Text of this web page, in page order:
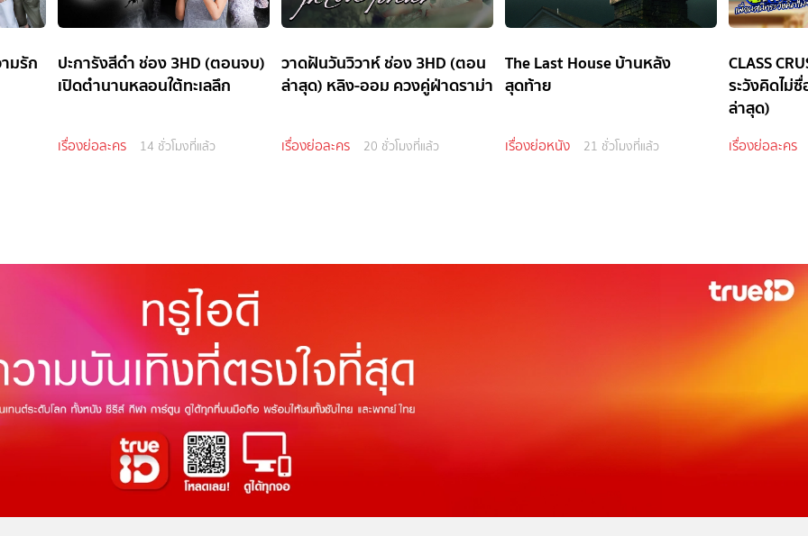
มรัก
ปะการังสีดำ ช่อง 3HD (ตอนจบ)
เปิดตำนานหลอนใต้ทะเลลึก
เรื่องย่อละคร 14 ชั่วโมงที่แล้ว
วาดฝันวันวิวาห์ ช่อง 3HD (ตอน
ล่าสุด) หลิง-ออม ควงคู่ฝ่าดราม่า
เรื่องย่อละคร 20 ชั่วโมงที่แล้ว
The Last House บ้านหลัง
สุดท้าย
เรื่องย่อหนัง 21 ชั่วโมงที่แล้ว
CLASS
ระวังคิดไม่
ล่าสุด)
เรื่องย่อละคร